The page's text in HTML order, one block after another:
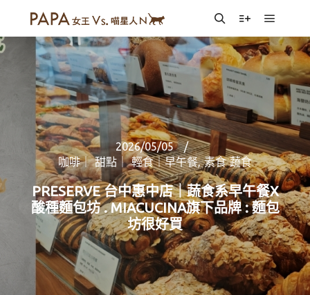
SearchMore info
Main
2026/05/05
咖啡｜ 甜點｜ 輕食｜早午餐,素食 蔬食
PRESERVE 台中惠中店｜蔬食系早午餐X
酸種麵包坊 . MIACUCINA旗下品牌 : 麵包
坊很好買